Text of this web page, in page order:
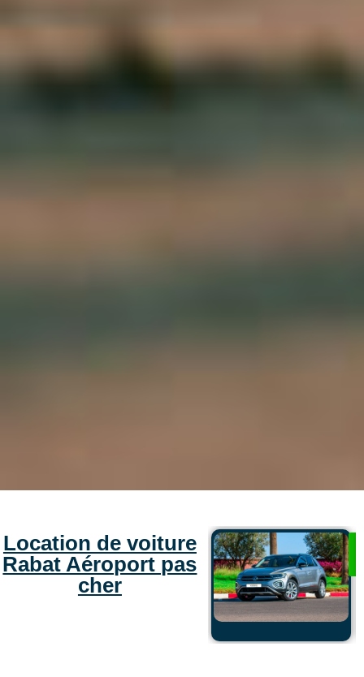
Location de voiture
Rabat Aéroport pas
cher